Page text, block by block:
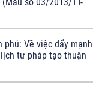
phủ: Về việc đẩy mạnh
tư pháp tạo thuận